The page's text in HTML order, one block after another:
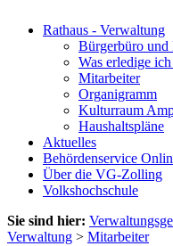
Rathaus - Verwaltung
Bürgerbüro und
Was erledige
Mitarbeiter
Organigramm
Kulturraum
Haushaltspläne
Aktuelles
Behördenservice
Über die VG-Zolling
Volkshochschule
Sie sind hier:
Verwaltung > Mitarbeiter